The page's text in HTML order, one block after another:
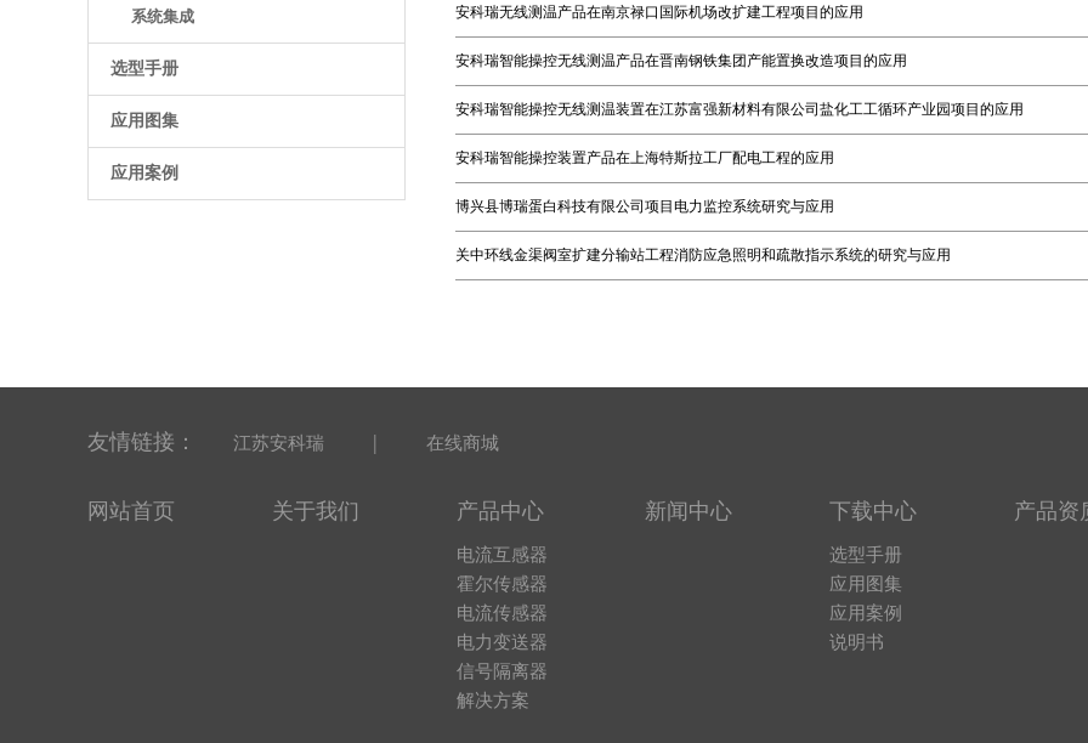
系统集成
选型手册
应用图集
应用案例
安科瑞无线测温产品在南京禄口国际机场改扩建工程项目的应用
安科瑞智能操控无线测温产品在晋南钢铁集团产能置换改造项目的应用
安科瑞智能操控无线测温装置在江苏富强新材料有限公司盐化工工循环产业园项目的应用
安科瑞智能操控装置产品在上海特斯拉工厂配电工程的应用
博兴县博瑞蛋白科技有限公司项目电力监控系统研究与应用
关中环线金渠阀室扩建分输站工程消防应急照明和疏散指示系统的研究与应用
友情链接： 江苏安科瑞 | 在线商城
网站首页 关于我们 产品中心
电流互感器
霍尔传感器
电流传感器
电力变送器
信号隔离器
解决方案
新闻中心 下载中心
选型手册
应用图集
应用案例
说明书
产品资